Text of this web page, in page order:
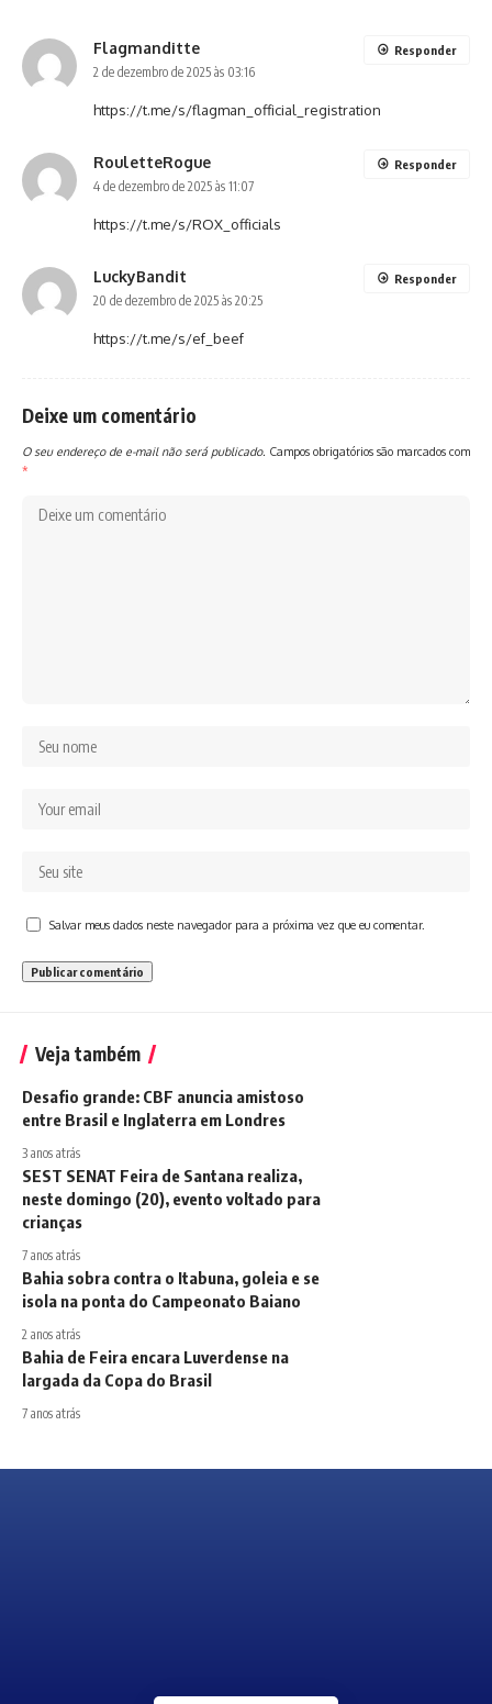
Flagmanditte
2 de dezembro de 2025 às 03:16
https://t.me/s/flagman_official_registration
Responder
RouletteRogue
4 de dezembro de 2025 às 11:07
https://t.me/s/ROX_officials
Responder
LuckyBandit
20 de dezembro de 2025 às 20:25
https://t.me/s/ef_beef
Responder
Deixe um comentário
O seu endereço de e-mail não será publicado. Campos obrigatórios são marcados com
*
Salvar meus dados neste navegador para a próxima vez que eu comentar.
Veja também
Desafio grande: CBF anuncia amistoso
entre Brasil e Inglaterra em Londres
3 anos atrás
SEST SENAT Feira de Santana realiza,
neste domingo (20), evento voltado para
crianças
7 anos atrás
Bahia sobra contra o Itabuna, goleia e se
isola na ponta do Campeonato Baiano
2 anos atrás
Bahia de Feira encara Luverdense na
largada da Copa do Brasil
7 anos atrás